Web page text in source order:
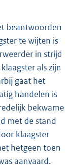
te wijten is
in strijd
als zijn
gaat het
handelen is
bekwame
met de stand
klaagster
hetgeen toen
aanvaard.